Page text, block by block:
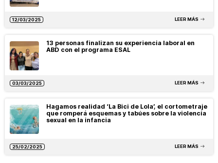
12/03/2025 LEER MÁS
13 personas finalizan su experiencia laboral en
ABD con el programa ESAL
03/03/2025 LEER MÁS
Hagamos realidad ‘La Bici de Lola’, el cortometraje
que romperá esquemas y tabúes sobre la violencia
sexual en la infancia
25/02/2025 LEER MÁS